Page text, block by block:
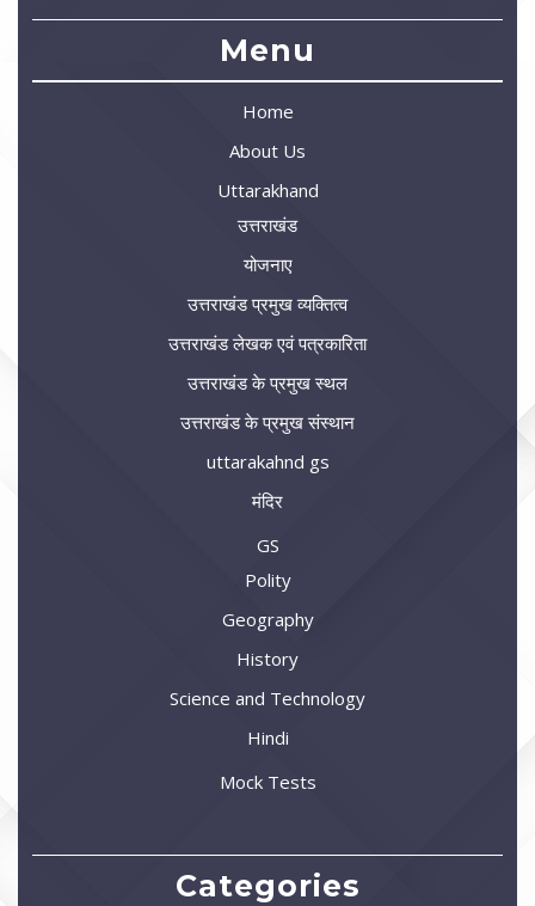
Menu
Home
About Us
Uttarakhand
उत्तराखंड
योजनाए
उत्तराखंड प्रमुख व्यक्तित्व
उत्तराखंड लेखक एवं पत्रकारिता
उत्तराखंड के प्रमुख स्थल
उत्तराखंड के प्रमुख संस्थान
uttarakahnd gs
मंदिर
GS
Polity
Geography
History
Science and Technology
Hindi
Mock Tests
Categories